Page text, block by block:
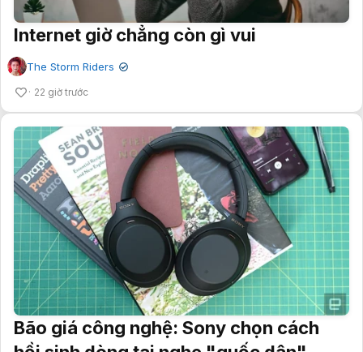
Internet giờ chẳng còn gì vui
The Storm Riders ✔
22 giờ trước
Bão giá công nghệ: Sony chọn cách